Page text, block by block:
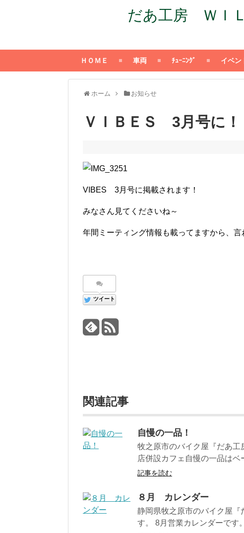
だあ工房 ＷＩＬ
ＨＯＭＥ 車両 ﾁｭｰﾆﾝｸﾞ イベン
ホーム お知らせ
ＶＩＢＥＳ 3月号に！
VIBES 3月号に掲載されます！
みなさん見てくださいね～
年間ミーティング情報も載ってますから、
ツイート
関連記事
自慢の一品！
牧之原市のバイク屋『だあ
店併設カフェ自慢の一品は
記事を読む
８月 カレンダー
静岡県牧之原市のバイク屋
す。 8月営業カレンダーです